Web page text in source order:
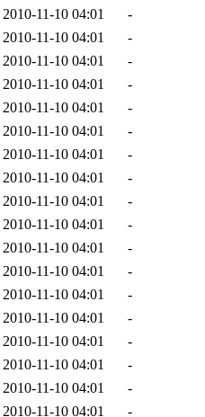
2010-11-10 04:01
-
2010-11-10 04:01
-
2010-11-10 04:01
-
2010-11-10 04:01
-
2010-11-10 04:01
-
2010-11-10 04:01
-
2010-11-10 04:01
-
2010-11-10 04:01
-
2010-11-10 04:01
-
2010-11-10 04:01
-
2010-11-10 04:01
-
2010-11-10 04:01
-
2010-11-10 04:01
-
2010-11-10 04:01
-
2010-11-10 04:01
-
2010-11-10 04:01
-
2010-11-10 04:01
-
2010-11-10 04:01 -